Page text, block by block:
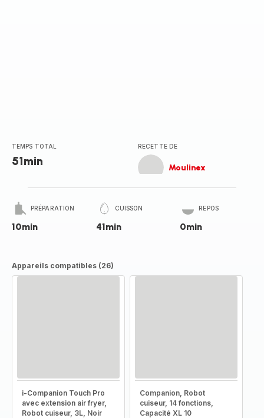
TEMPS TOTAL
51min
RECETTE DE
Moulinex
PRÉPARATION
10min
CUISSON
41min
REPOS
0min
Appareils compatibles (26)
i-Companion Touch Pro
avec extension air fryer,
Robot cuiseur, 3L, Noir
Companion, Robot
cuiseur, 14 fonctions,
Capacité XL 10